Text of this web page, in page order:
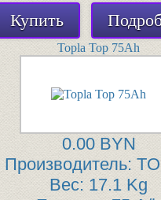
Купить
Topla Top 75Ah
0.00 BYN
Производитель:
Вес: 17.1 Kg